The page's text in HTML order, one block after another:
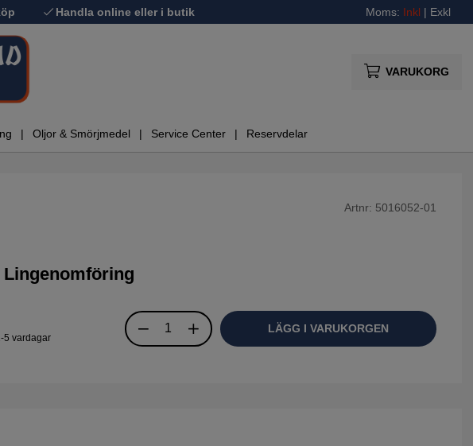
Handla online eller i butik Moms: Inkl | Exkl
VARUKORG
Oljor & Smörjmedel Service Center Reservdelar
Artnr: 5016052-01
Lingenomföring
5 vardagar
LÄGG I VARUKORGEN